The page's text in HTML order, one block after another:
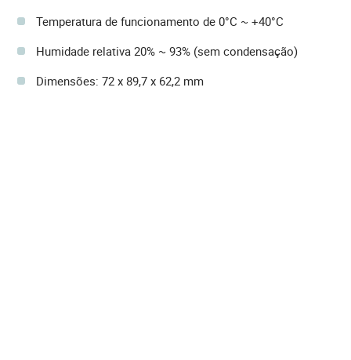
Temperatura de funcionamento de 0°C ~ +40°C
Humidade relativa 20% ~ 93% (sem condensação)
Dimensões: 72 x 89,7 x 62,2 mm